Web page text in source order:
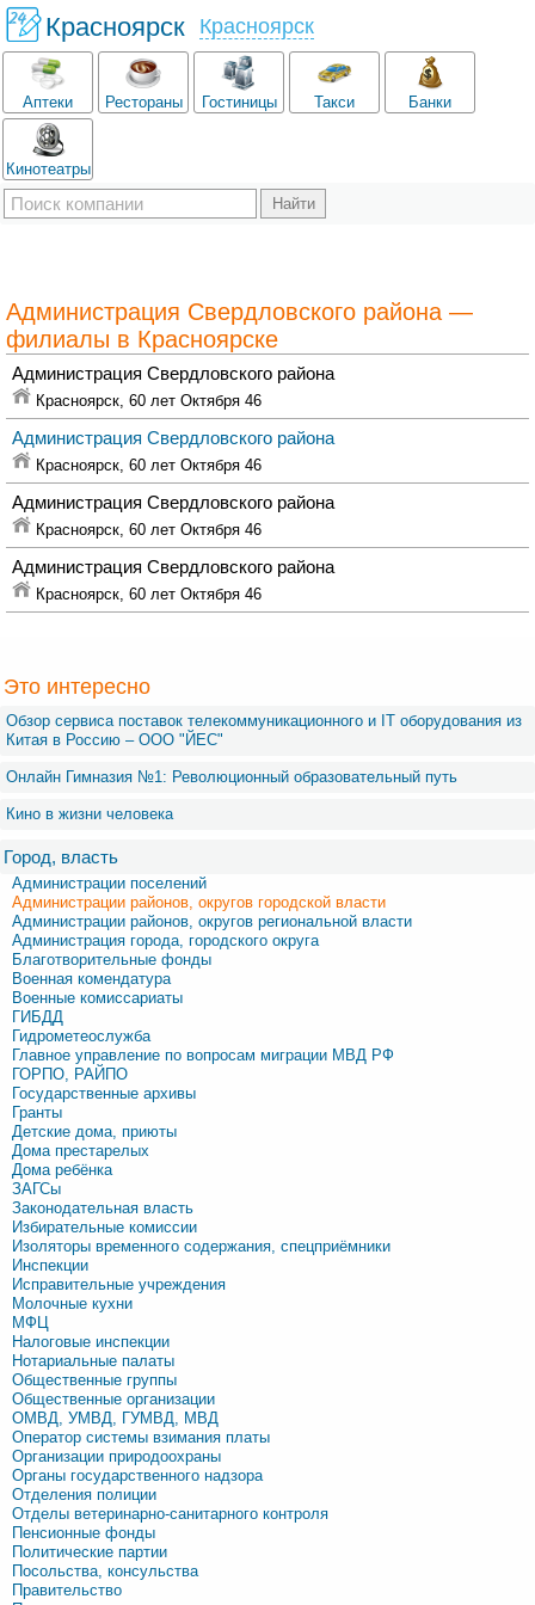
Красноярск Красноярск
Аптеки Рестораны Гостиницы Такси Банки
Кинотеатры
Администрация Свердловского района —
филиалы в Красноярске
Администрация Свердловского района
Красноярск, 60 лет Октября 46
Администрация Свердловского района
Красноярск, 60 лет Октября 46
Администрация Свердловского района
Красноярск, 60 лет Октября 46
Администрация Свердловского района
Красноярск, 60 лет Октября 46
Это интересно
Обзор сервиса поставок телекоммуникационного и IT оборудования из
Китая в Россию – OOO "ЙЕС"
Онлайн Гимназия №1: Революционный образовательный путь
Кино в жизни человека
Город, власть
Администрации поселений
Администрации районов, округов городской власти
Администрации районов, округов региональной власти
Администрация города, городского округа
Благотворительные фонды
Военная комендатура
Военные комиссариаты
ГИБДД
Гидрометеослужба
Главное управление по вопросам миграции МВД РФ
ГОРПО, РАЙПО
Государственные архивы
Гранты
Детские дома, приюты
Дома престарелых
Дома ребёнка
ЗАГСы
Законодательная власть
Избирательные комиссии
Изоляторы временного содержания, спецприёмники
Инспекции
Исправительные учреждения
Молочные кухни
МФЦ
Налоговые инспекции
Нотариальные палаты
Общественные группы
Общественные организации
ОМВД, УМВД, ГУМВД, МВД
Оператор системы взимания платы
Организации природоохраны
Органы государственного надзора
Отделения полиции
Отделы ветеринарно-санитарного контроля
Пенсионные фонды
Политические партии
Посольства, консульства
Правительство